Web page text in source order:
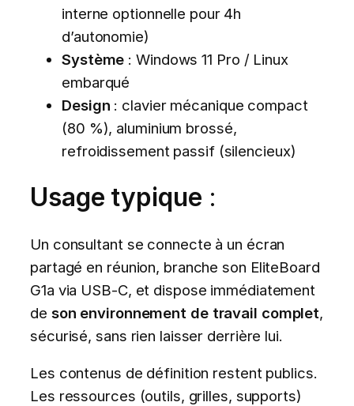
interne optionnelle pour 4h
d’autonomie)
Système : Windows 11 Pro / Linux
embarqué
Design : clavier mécanique compact
(80 %), aluminium brossé,
refroidissement passif (silencieux)
Usage typique :
Un consultant se connecte à un écran
partagé en réunion, branche son EliteBoard
G1a via USB-C, et dispose immédiatement
de son environnement de travail complet,
sécurisé, sans rien laisser derrière lui.
Les contenus de définition restent publics.
Les ressources (outils, grilles, supports)